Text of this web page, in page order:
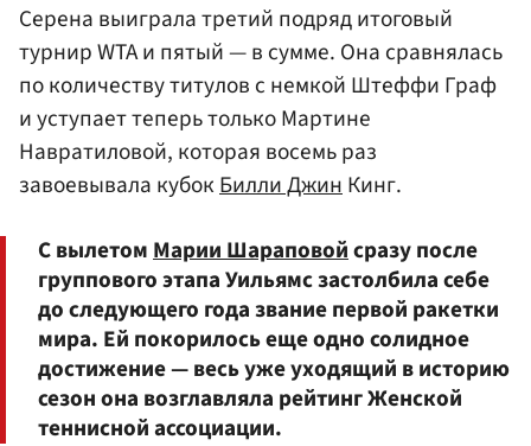
Серена выиграла третий подряд итоговый
турнир WTA и пятый — в сумме. Она сравнялась
по количеству титулов с немкой Штеффи Граф
и уступает теперь только Мартине
Навратиловой, которая восемь раз
завоевывала кубокБилли ДжинКинг.
С вылетом Марии Шараповойсразу после
группового этапа Уильямс застолбила себе
до следующего года звание первой ракетки
мира. Ей покорилось еще одно солидное
достижение — весь уже уходящий в историю
сезон она возглавляла рейтинг Женской
теннисной ассоциации.